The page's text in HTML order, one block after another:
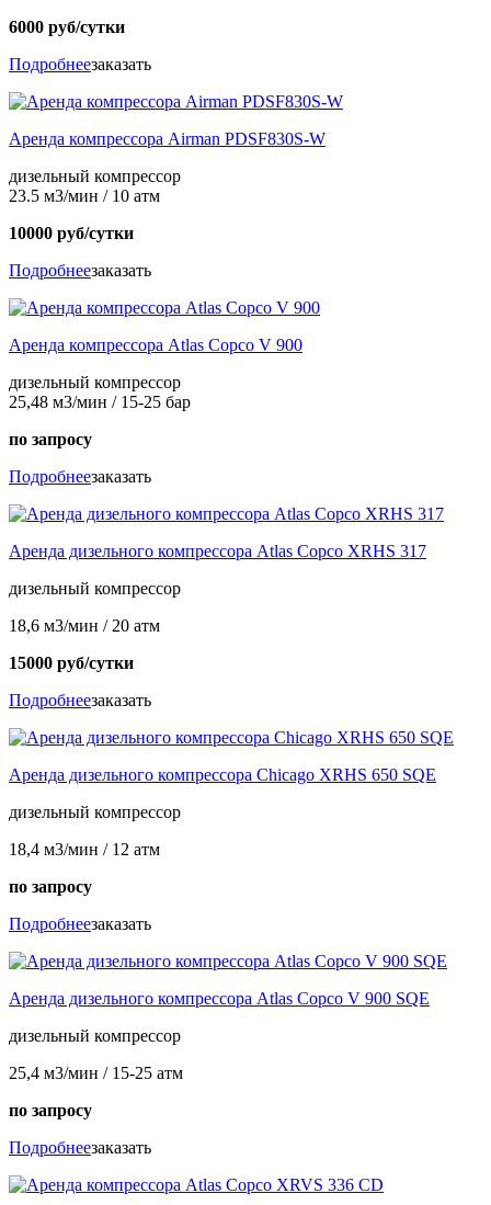
6000 руб/сутки
Подробнеезаказать
Аренда компрессора Airman PDSF830S-W
дизельный компрессор
23.5 м3/мин / 10 атм
10000 руб/сутки
Подробнеезаказать
Аренда компрессора Atlas Copco V 900
дизельный компрессор
25,48 м3/мин / 15-25 бар
по запросу
Подробнеезаказать
Аренда дизельного компрессора Atlas Copco ХRHS 317
дизельный компрессор
18,6 м3/мин / 20 атм
15000 руб/сутки
Подробнеезаказать
Аренда дизельного компрессора Chicago ХRHS 650 SQE
дизельный компрессор
18,4 м3/мин / 12 атм
по запросу
Подробнеезаказать
Аренда дизельного компрессора Atlas Copco V 900 SQE
дизельный компрессор
25,4 м3/мин / 15-25 атм
по запросу
Подробнеезаказать